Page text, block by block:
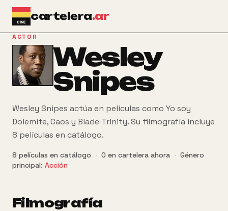
Ir al contenido principal
cartelera.ar
ACTOR
Wesley
Snipes
Wesley Snipes actúa en películas como Yo soy
Dolemite, Caos y Blade Trinity. Su filmografía incluye
8 películas en catálogo.
8 películas en catálogo · 0 en cartelera ahora · Género
principal: Acción
Filmografía